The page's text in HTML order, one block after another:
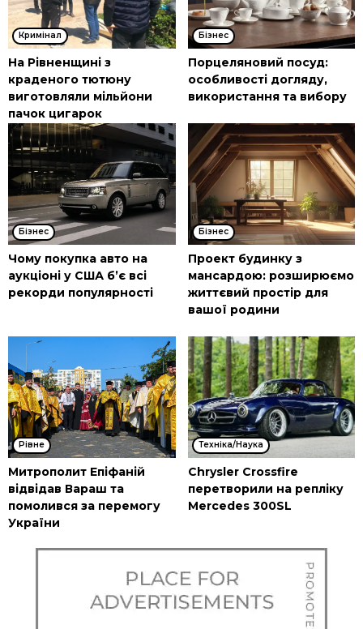
Кримінал
На Рівненщині з
краденого тютюну
виготовляли мільйони
пачок цигарок
Бізнес
Порцеляновий посуд:
особливості догляду,
використання та вибору
Бізнес
Чому покупка авто на
аукціоні у США б’є всі
рекорди популярності
Бізнес
Проект будинку з
мансардою: розширюємо
життєвий простір для
вашої родини
Рівне
Митрополит Епіфаній
відвідав Вараш та
помолився за перемогу
України
Техніка/Наука
Chrysler Crossfire
перетворили на репліку
Mercedes 300SL